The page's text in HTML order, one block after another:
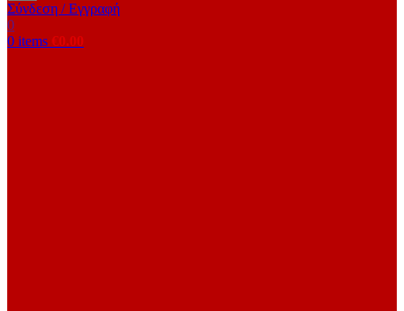
Σύνδεση / Εγγραφή
0
0 items €0.00